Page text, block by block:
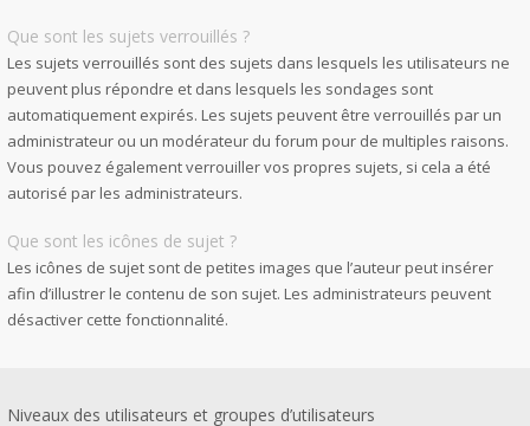
Que sont les sujets verrouillés ?
Les sujets verrouillés sont des sujets dans lesquels les utilisateurs ne
peuvent plus répondre et dans lesquels les sondages sont
automatiquement expirés. Les sujets peuvent être verrouillés par un
administrateur ou un modérateur du forum pour de multiples raisons.
Vous pouvez également verrouiller vos propres sujets, si cela a été
autorisé par les administrateurs.
Que sont les icônes de sujet ?
Les icônes de sujet sont de petites images que l’auteur peut insérer
afin d’illustrer le contenu de son sujet. Les administrateurs peuvent
désactiver cette fonctionnalité.
Niveaux des utilisateurs et groupes d’utilisateurs